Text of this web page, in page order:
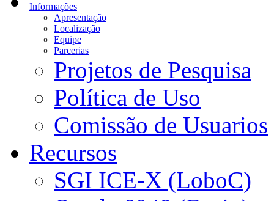
Informações
Apresentação
Localização
Equipe
Parcerias
Projetos de Pesquisa
Política de Uso
Comissão de Usuarios
Recursos
SGI ICE-X (LoboC)